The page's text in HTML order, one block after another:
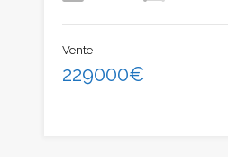
Vente
229000€